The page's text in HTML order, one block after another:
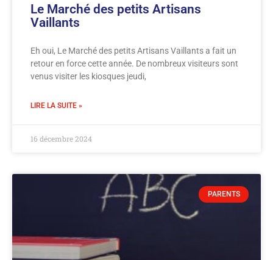
Le Marché des petits Artisans
Vaillants
Eh oui, Le Marché des petits Artisans Vaillants a fait un
retour en force cette année. De nombreux visiteurs sont
venus visiter les kiosques jeudi,
LIRE LA SUITE »
16 décembre 2024
PARENTS